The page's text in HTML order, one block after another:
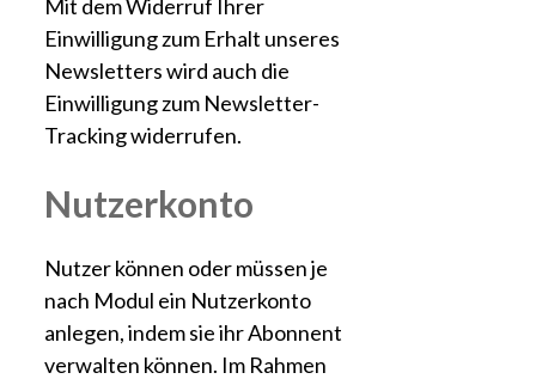
Mit dem Widerruf Ihrer
Einwilligung zum Erhalt unseres
Newsletters wird auch die
Einwilligung zum Newsletter-
Tracking widerrufen.
Nutzerkonto
Nutzer können oder müssen je
nach Modul ein Nutzerkonto
anlegen, indem sie ihr Abonnent
verwalten können. Im Rahmen